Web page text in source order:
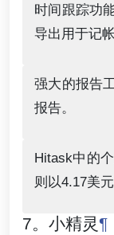
时间跟踪功
导出用于记
强大的报告
报告。
Hitask中的
则以4.17美
7。小精灵¶